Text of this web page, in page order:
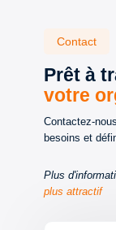
Contact
Prêt à
votre
Contactez-
besoins et
Plus
plus attractif